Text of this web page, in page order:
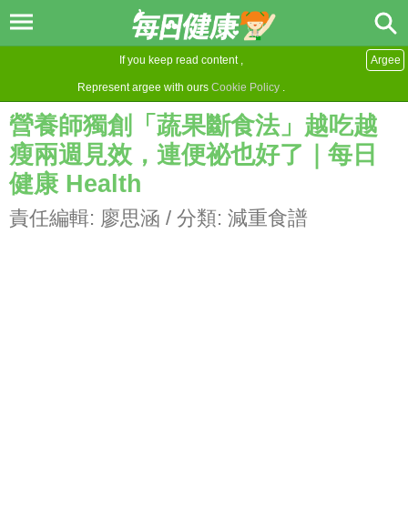
If you keep read content ,
Represent argee with ours Cookie Policy .
Argee
營養師獨創「蔬果斷食法」越吃越
瘦兩週見效，連便祕也好了｜每日
健康 Health
責任編輯: 廖思涵 / 分類: 減重食譜